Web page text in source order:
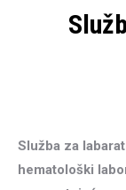
Služba za
hematološki